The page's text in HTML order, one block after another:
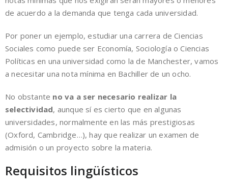
de acuerdo a la demanda que tenga cada universidad.
Por poner un ejemplo, estudiar una carrera de Ciencias
Sociales como puede ser Economía, Sociología o Ciencias
Políticas en una universidad como la de Manchester, vamos
a necesitar una nota mínima en Bachiller de un ocho.
No obstante no va a ser necesario realizar la
selectividad, aunque sí es cierto que en algunas
universidades, normalmente en las más prestigiosas
(Oxford, Cambridge…), hay que realizar un examen de
admisión o un proyecto sobre la materia.
Requisitos lingüísticos